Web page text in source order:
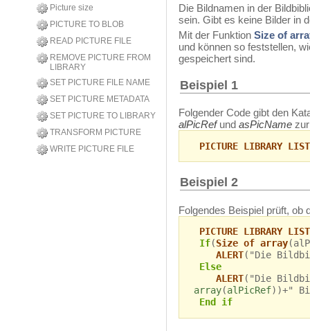
Picture size
PICTURE TO BLOB
READ PICTURE FILE
REMOVE PICTURE FROM
LIBRARY
SET PICTURE FILE NAME
SET PICTURE METADATA
SET PICTURE TO LIBRARY
TRANSFORM PICTURE
WRITE PICTURE FILE
Die Bildnamen in der
sein. Gibt es keine Bilder in
Mit der Funktion Size of
und können so feststellen,
gespeichert sind.
Beispiel 1
Folgender Code gibt den
alPicRefund asPicName
PICTURE LIBRARY LIST
Beispiel 2
Folgendes Beispiel prüft, ob
PICTURE LIBRARY LIST
If(Size of array
ALERT("Die
Else
ALERT("Die
array(alPicRef))+"
End if